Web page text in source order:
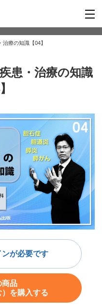
療の知識【04】
患・治療の知識
が必要です
商品
）を購入する